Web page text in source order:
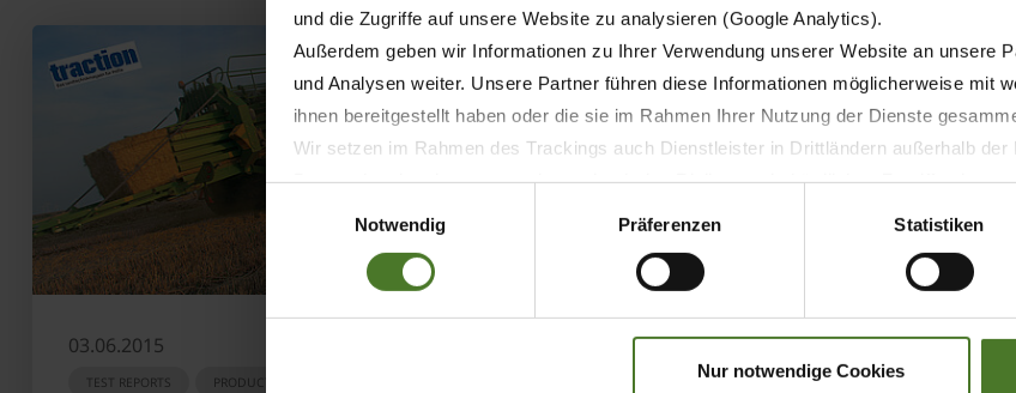
und die Zugriffe auf unsere Website zu analysieren (Google Analytics).
Außerdem geben wir Informationen zu Ihrer Verwendung unserer Website an unsere
und Analysen weiter. Unsere Partner führen diese Informationen möglicherweise mit
ihnen bereitgestellt haben oder die sie im Rahmen Ihrer Nutzung der Dienste
Wir setzen im Rahmen des Trackings auch Dienstleister in Drittländern außerhalb der
Datenschutzbestimmungen ein, wodurch das Risiko von behördlichen Zugriffen bzw.
Impressum
Notwendig
Präferenzen Statistiken
Nur notwendige Cookies
03.06.2015
TEST REPORTS PRODUCTS
23.02.2015
PRODUCTS TEST REPORTS